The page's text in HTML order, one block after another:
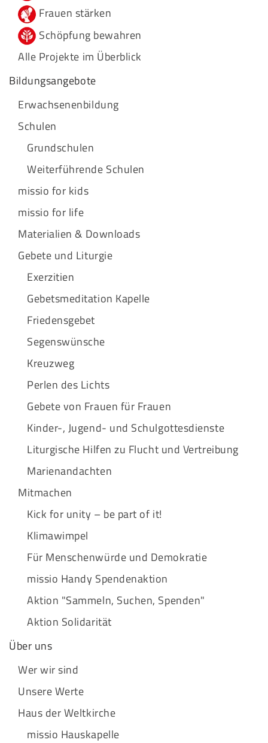
Frauen stärken
Schöpfung bewahren
Alle Projekte im Überblick
Bildungsangebote
Erwachsenenbildung
Schulen
Grundschulen
Weiterführende Schulen
missio for kids
missio for life
Materialien & Downloads
Gebete und Liturgie
Exerzitien
Gebetsmeditation Kapelle
Friedensgebet
Segenswünsche
Kreuzweg
Perlen des Lichts
Gebete von Frauen für Frauen
Kinder-, Jugend- und Schulgottesdienste
Liturgische Hilfen zu Flucht und Vertreibung
Marienandachten
Mitmachen
Kick for unity – be part of it!
Klimawimpel
Für Menschenwürde und Demokratie
missio Handy Spendenaktion
Aktion "Sammeln, Suchen, Spenden"
Aktion Solidarität
Über uns
Wer wir sind
Unsere Werte
Haus der Weltkirche
missio Hauskapelle